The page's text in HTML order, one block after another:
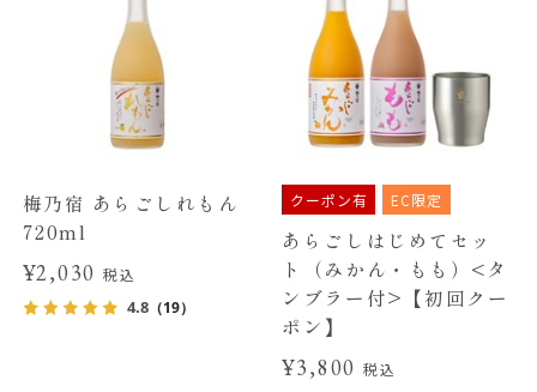
梅乃宿 あらごしれもん
720ml
¥2,030税込
4.8（19）
クーポン有 EC限定
あらごしはじめてセッ
ト（みかん・もも）<タ
ンブラー付>【初回クー
ポン】
¥3,800 税込